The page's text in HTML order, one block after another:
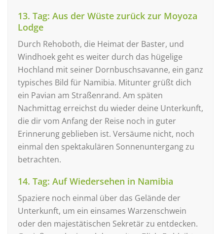
13. Tag: Aus der Wüste zurück zur Moyoza
Lodge
Durch Rehoboth, die Heimat der Baster, und
Windhoek geht es weiter durch das hügelige
Hochland mit seiner Dornbuschsavanne, ein ganz
typisches Bild für Namibia. Mitunter grüßt dich
ein Pavian am Straßenrand. Am späten
Nachmittag erreichst du wieder deine Unterkunft,
die dir vom Anfang der Reise noch in guter
Erinnerung geblieben ist. Versäume nicht, noch
einmal den spektakulären Sonnenuntergang zu
betrachten.
14. Tag: Auf Wiedersehen in Namibia
Spaziere noch einmal über das Gelände der
Unterkunft, um ein einsames Warzenschwein
oder den majestätischen Sekretär zu entdecken.